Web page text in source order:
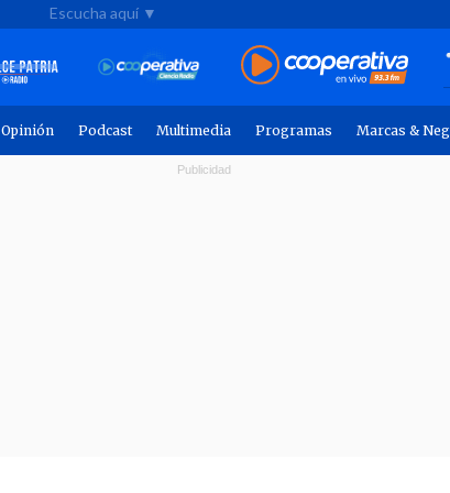
Escucha aquí ▼
Opinión Podcast Multimedia Programas Marcas &